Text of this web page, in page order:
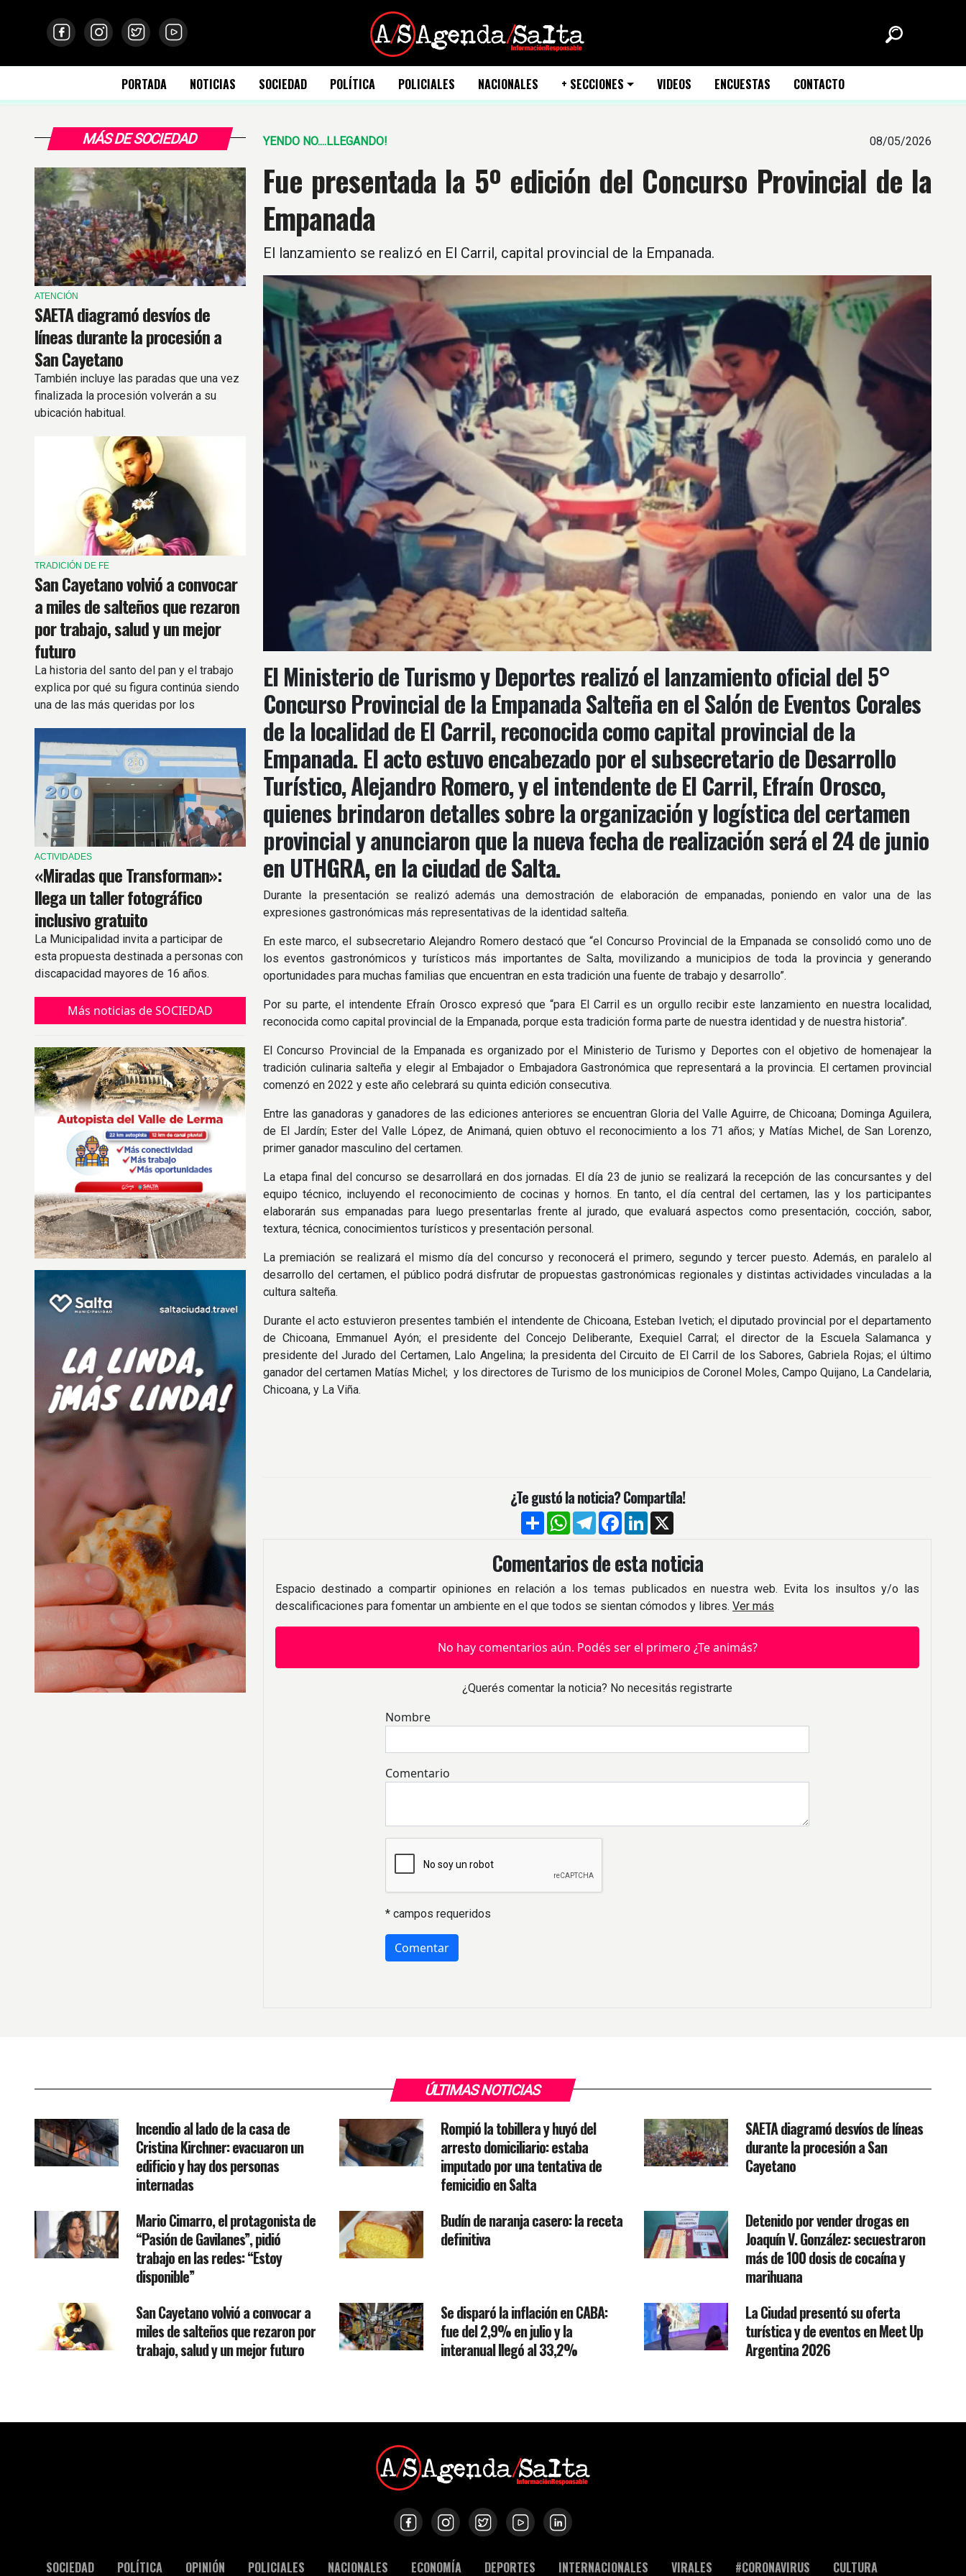
PORTADA NOTICIAS SOCIEDAD POLÍTICA POLICIALES NACIONALES + SECCIONES VIDEOS ENCUESTAS CONTACTO
MÁS DE SOCIEDAD
ATENCIÓN
SAETA diagramó desvíos de
líneas durante la procesión a
San Cayetano
También incluye las paradas que una vez
finalizada la procesión volverán a su
ubicación habitual.
TRADICIÓN DE FE
San Cayetano volvió a convocar
a miles de salteños que rezaron
por trabajo, salud y un mejor
futuro
La historia del santo del pan y el trabajo
explica por qué su figura continúa siendo
una de las más queridas por los
ACTIVIDADES
«Miradas que Transforman»:
llega un taller fotográfico
inclusivo gratuito
La Municipalidad invita a participar de
esta propuesta destinada a personas con
discapacidad mayores de 16 años.
Más noticias de SOCIEDAD
YENDO NO....LLEGANDO! 08/05/2026
Fue presentada la 5º edición del Concurso Provincial de la
Empanada
El lanzamiento se realizó en El Carril, capital provincial de la Empanada.
El Ministerio de Turismo y Deportes realizó el lanzamiento oficial del 5°
Concurso Provincial de la Empanada Salteña en el Salón de Eventos Corales
de la localidad de El Carril, reconocida como capital provincial de la
Empanada. El acto estuvo encabezado por el subsecretario de Desarrollo
Turístico, Alejandro Romero, y el intendente de El Carril, Efraín Orosco,
quienes brindaron detalles sobre la organización y logística del certamen
provincial y anunciaron que la nueva fecha de realización será el 24 de junio
en UTHGRA, en la ciudad de Salta.
Durante la presentación se realizó además una demostración de elaboración de empanadas, poniendo en valor una de las
expresiones gastronómicas más representativas de la identidad salteña.
En este marco, el subsecretario Alejandro Romero destacó que “el Concurso Provincial de la Empanada se consolidó como uno de
los eventos gastronómicos y turísticos más importantes de Salta, movilizando a municipios de toda la provincia y generando
oportunidades para muchas familias que encuentran en esta tradición una fuente de trabajo y desarrollo”.
Por su parte, el intendente Efraín Orosco expresó que “para El Carril es un orgullo recibir este lanzamiento en nuestra localidad,
reconocida como capital provincial de la Empanada, porque esta tradición forma parte de nuestra identidad y de nuestra historia”.
El Concurso Provincial de la Empanada es organizado por el Ministerio de Turismo y Deportes con el objetivo de homenajear la
tradición culinaria salteña y elegir al Embajador o Embajadora Gastronómica que representará a la provincia. El certamen provincial
comenzó en 2022 y este año celebrará su quinta edición consecutiva.
Entre las ganadoras y ganadores de las ediciones anteriores se encuentran Gloria del Valle Aguirre, de Chicoana; Dominga Aguilera,
de El Jardín; Ester del Valle López, de Animaná, quien obtuvo el reconocimiento a los 71 años; y Matías Michel, de San Lorenzo,
primer ganador masculino del certamen.
La etapa final del concurso se desarrollará en dos jornadas. El día 23 de junio se realizará la recepción de las concursantes y del
equipo técnico, incluyendo el reconocimiento de cocinas y hornos. En tanto, el día central del certamen, las y los participantes
elaborarán sus empanadas para luego presentarlas frente al jurado, que evaluará aspectos como presentación, cocción, sabor,
textura, técnica, conocimientos turísticos y presentación personal.
La premiación se realizará el mismo día del concurso y reconocerá el primero, segundo y tercer puesto. Además, en paralelo al
desarrollo del certamen, el público podrá disfrutar de propuestas gastronómicas regionales y distintas actividades vinculadas a la
cultura salteña.
Durante el acto estuvieron presentes también el intendente de Chicoana, Esteban Ivetich; el diputado provincial por el departamento
de Chicoana, Emmanuel Ayón; el presidente del Concejo Deliberante, Exequiel Carral; el director de la Escuela Salamanca y
presidente del Jurado del Certamen, Lalo Angelina; la presidenta del Circuito de El Carril de los Sabores, Gabriela Rojas; el último
ganador del certamen Matías Michel; y los directores de Turismo de los municipios de Coronel Moles, Campo Quijano, La Candelaria,
Chicoana, y La Viña.
¿Te gustó la noticia? Compartíla!
CompartirWhatsApp
TelegramFacebook
LinkedIn
Comentarios de esta noticia
Espacio destinado a compartir opiniones en relación a los temas publicados en nuestra web. Evita los insultos y/o las
descalificaciones para fomentar un ambiente en el que todos se sientan cómodos y libres. Ver más
No hay comentarios aún. Podés ser el primero ¿Te animás?
¿Querés comentar la noticia? No necesitás registrarte
Nombre
Comentario
* campos requeridos
ÚLTIMAS NOTICIAS
Incendio al lado de la casa de
Cristina Kirchner: evacuaron un
edificio y hay dos personas
internadas
Rompió la tobillera y huyó del
arresto domiciliario: estaba
imputado por una tentativa de
femicidio en Salta
SAETA diagramó desvíos de líneas
durante la procesión a San
Cayetano
Mario Cimarro, el protagonista de
“Pasión de Gavilanes”, pidió
trabajo en las redes: “Estoy
disponible”
Budín de naranja casero: la receta
definitiva
Detenido por vender drogas en
Joaquín V. González: secuestraron
más de 100 dosis de cocaína y
marihuana
San Cayetano volvió a convocar a
miles de salteños que rezaron por
trabajo, salud y un mejor futuro
Se disparó la inflación en CABA:
fue del 2,9% en julio y la
interanual llegó al 33,2%
La Ciudad presentó su oferta
turística y de eventos en Meet Up
Argentina 2026
SOCIEDAD POLÍTICA OPINIÓN POLICIALES NACIONALES ECONOMÍA DEPORTES INTERNACIONALES VIRALES #CORONAVIRUS CULTURA